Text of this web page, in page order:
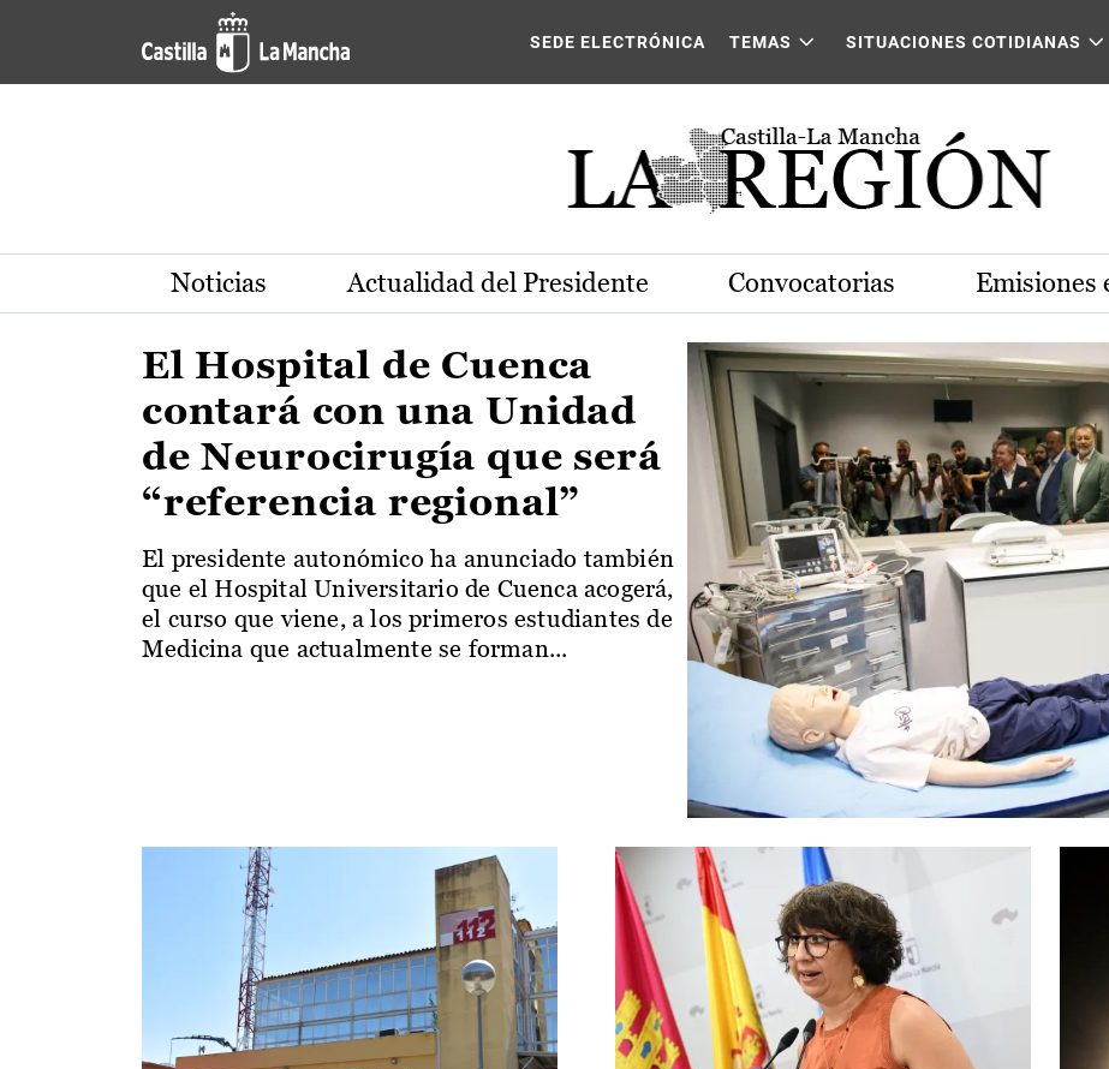
Pasar al contenido principal
Actualidad de la región de Castilla-La Mancha
SEDE ELECTRÓNICA TEMAS SITUACIONES COTIDIANAS
Noticias Actualidad del Presidente Convocatorias Emisiones
El Hospital de Cuenca
contará con una Unidad
de Neurocirugía que será
“referencia regional”
El presidente autonómico ha anunciado también
que el Hospital Universitario de Cuenca acogerá,
el curso que viene, a los primeros estudiantes de
Medicina que actualmente se forman...